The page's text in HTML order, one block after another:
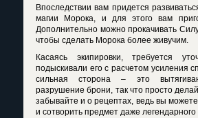
Впоследствии вам придется
магии Морока, и для этого вам
Дополнительно можно прокачивать
чтобы сделать Морока более живучим.
Касаясь экипировки, требуется
подыскивали его с расчетом усиления
сильная сторона – это
разрушение брони, так что просто
забывайте и о рецептах, ведь вы
и сотворить предмет даже легендарного